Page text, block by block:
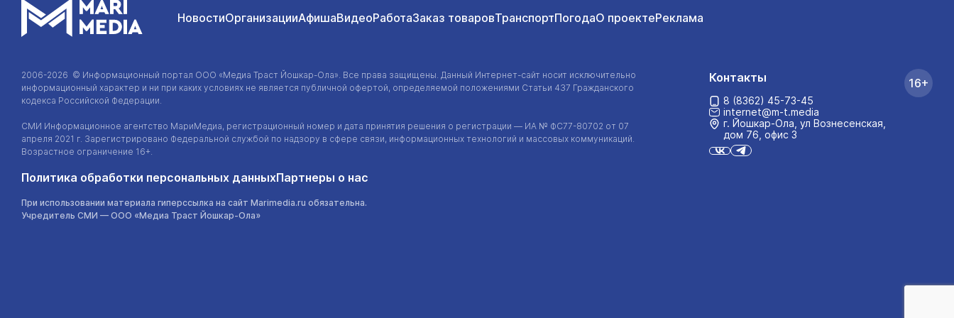
НовостиОрганизацииАфишаВидеоРаботаЗаказ товаровТранспортПогодаО проектеРеклама
2006-2026 © Информационный портал ООО «Медиа Траст Йошкар-Ола». Все права защищены. Данный Интернет-сайт носит исключительно
информационный характер и ни при каких условиях не является публичной офертой, определяемой положениями Статьи 437 Гражданского
кодекса Российской Федерации.
СМИ Информационное агентство МариМедиа, регистрационный номер и дата принятия решения о регистрации — ИА № ФС77-80702 от 07
апреля 2021 г. Зарегистрировано Федеральной службой по надзору в сфере связи, информационных технологий и массовых коммуникаций.
Возрастное ограничение 16+.
Политика обработки персональных данныхПартнеры о нас
При использовании материала гиперссылка на сайт Marimedia.ru обязательна.
Учредитель СМИ — ООО «Медиа Траст Йошкар-Ола»
Контакты
8 (8362) 45-73-45
internet@m-t.media
г. Йошкар‑Ола, ул Вознесенская,
дом 76, офис 3
16+